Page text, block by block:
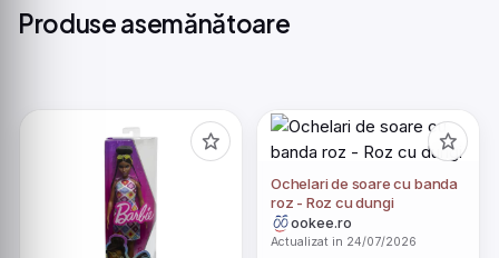
Produse asemănătoare
Ochelari de soare cu banda
roz - Roz cu dungi
ookee.ro
Actualizat in 24/07/2026